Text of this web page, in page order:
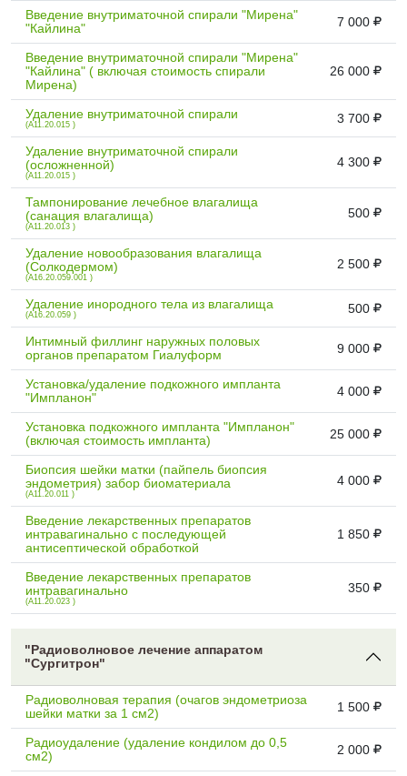
Введение внутриматочной спирали "Мирена"
"Кайлина"
7 000
Введение внутриматочной спирали "Мирена"
"Кайлина" ( включая стоимость спирали
Мирена)
26 000
Удаление внутриматочной спирали
(A11.20.015 ) 3 700
Удаление внутриматочной спирали
(осложненной)
(A11.20.015 )
4 300
Тампонирование лечебное влагалища
(санация влагалища)
(A11.20.013 )
500
Удаление новообразования влагалища
(Солкодермом)
(A16.20.059.001 )
2 500
Удаление инородного тела из влагалища
(A16.20.059 ) 500
Интимный филлинг наружных половых
органов препаратом Гиалуформ
9 000
Установка/удаление подкожного импланта
"Импланон"
4 000
Установка подкожного импланта "Импланон"
(включая стоимость импланта)
25 000
Биопсия шейки матки (пайпель биопсия
эндометрия) забор биоматериала
(A11.20.011 )
4 000
Введение лекарственных препаратов
интравагинально с последующей
антисептической обработкой
1 850
Введение лекарственных препаратов
интравагинально
(A11.20.023 )
350
"Радиоволновое лечение аппаратом
"Сургитрон"
Радиоволновая терапия (очагов эндометриоза
шейки матки за 1 см2)
1 500
Радиоудаление (удаление кондилом до 0,5
см2)
2 000